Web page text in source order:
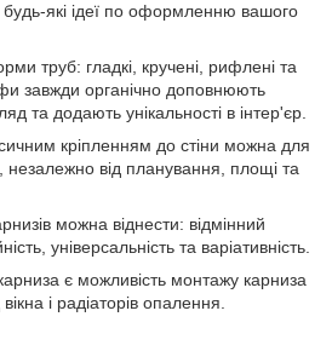
будь-які ідеї по оформленню вашого
труб: гладкі, кручені, рифлені та
завжди органічно доповнюють
та додають унікальності в інтер'єр.
кріпленням до стіни можна для
від планування, площі та
можна віднести: відмінний
універсальність та варіативність.
є можливість монтажу карниза
вікна і радіаторів опалення.